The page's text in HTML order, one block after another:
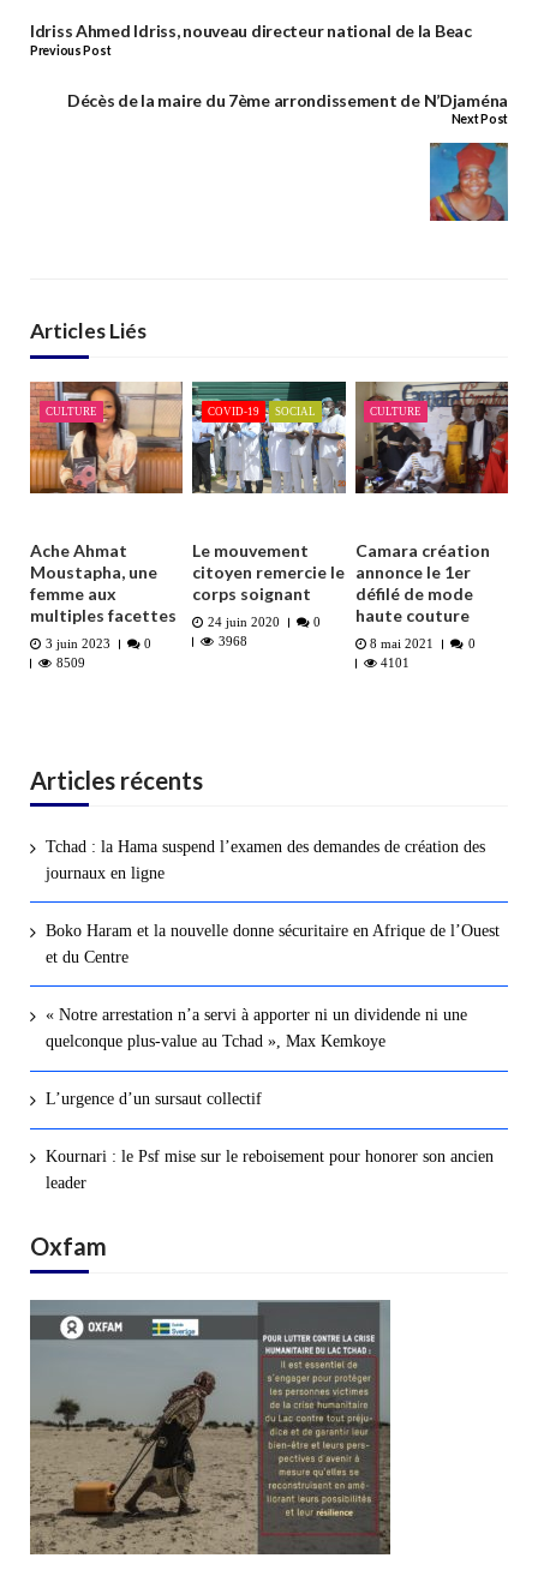
Idriss Ahmed Idriss, nouveau directeur national de la Beac
Previous Post
Décès de la maire du 7ème arrondissement de N’Djaména
Next Post
Articles Liés
CULTURE
Ache Ahmat
Moustapha, une
femme aux
multiples facettes
3 juin 2023
0
8509
COVID-19 SOCIAL
Le mouvement
citoyen remercie le
corps soignant
24 juin 2020
0
3968
CULTURE
Camara création
annonce le 1er
défilé de mode
haute couture
8 mai 2021
0
4101
Articles récents
Tchad : la Hama suspend l’examen des demandes de création des
journaux en ligne
Boko Haram et la nouvelle donne sécuritaire en Afrique de l’Ouest
et du Centre
« Notre arrestation n’a servi à apporter ni un dividende ni une
quelconque plus-value au Tchad », Max Kemkoye
L’urgence d’un sursaut collectif
Kournari : le Psf mise sur le reboisement pour honorer son ancien
leader
Oxfam